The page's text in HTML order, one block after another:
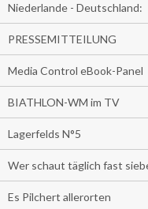
Niederlande - Deutschland:
PRESSEMITTEILUNG
Media Control eBook-Panel
BIATHLON-WM im TV
Lagerfelds N°5
Wer schaut täglich fast
Es Pilchert allerorten